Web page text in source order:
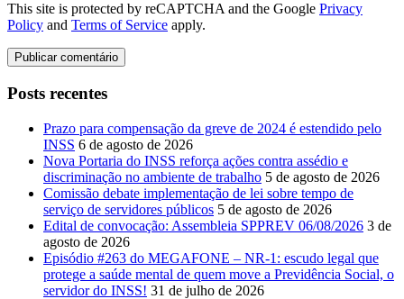
This site is protected by reCAPTCHA and the Google Privacy
Policy and Terms of Service apply.
Posts recentes
Prazo para compensação da greve de 2024 é estendido pelo
INSS 6 de agosto de 2026
Nova Portaria do INSS reforça ações contra assédio e
discriminação no ambiente de trabalho 5 de agosto de 2026
Comissão debate implementação de lei sobre tempo de
serviço de servidores públicos 5 de agosto de 2026
Edital de convocação: Assembleia SPPREV 06/08/2026 3 de
agosto de 2026
Episódio #263 do MEGAFONE – NR-1: escudo legal que
protege a saúde mental de quem move a Previdência Social, o
servidor do INSS! 31 de julho de 2026